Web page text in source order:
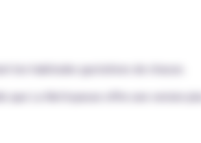
les habitudes gustatives de chacun.
que La Nettoyeuse offre une version plus